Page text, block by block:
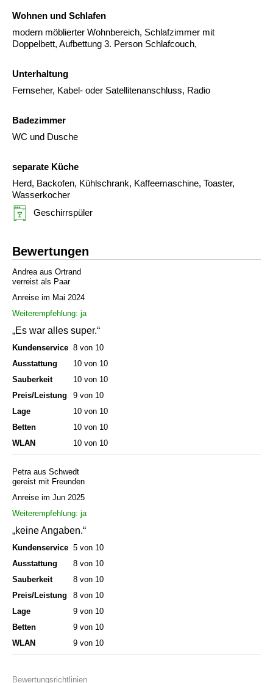
Wohnen und Schlafen
modern möblierter Wohnbereich, Schlafzimmer mit
Doppelbett, Aufbettung 3. Person Schlafcouch,
Unterhaltung
Fernseher, Kabel- oder Satellitenanschluss, Radio
Badezimmer
WC und Dusche
separate Küche
Herd, Backofen, Kühlschrank, Kaffeemaschine, Toaster,
Wasserkocher
Geschirrspüler
Bewertungen
Andrea aus Ortrand
verreist als Paar
Anreise im Mai 2024
Weiterempfehlung: ja
„Es war alles super.“
Kundenservice 8 von 10
Ausstattung
10 von 10
Sauberkeit
10 von 10
Preis/Leistung
9 von 10
Lage
10 von 10
Betten
10 von 10
WLAN
10 von 10
Petra aus Schwedt
gereist mit Freunden
Anreise im Jun 2025
Weiterempfehlung: ja
„keine Angaben.“
Kundenservice 5 von 10
Ausstattung
8 von 10
Sauberkeit
8 von 10
Preis/Leistung
8 von 10
Lage
9 von 10
Betten
9 von 10
WLAN
9 von 10
Bewertungsrichtlinien